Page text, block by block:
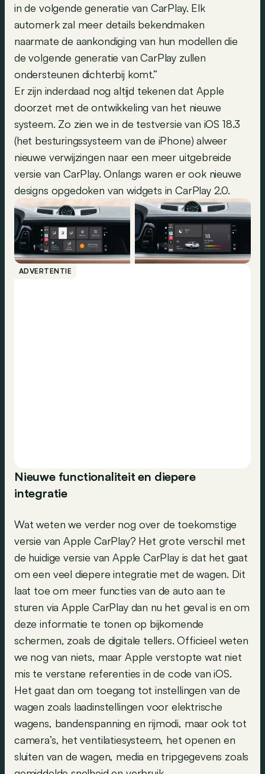
in de volgende generatie van CarPlay. Elk
automerk zal meer details bekendmaken
naarmate de aankondiging van hun modellen die
de volgende generatie van CarPlay zullen
ondersteunen dichterbij komt.”
Er zijn inderdaad nog altijd tekenen dat Apple
doorzet met de ontwikkeling van het nieuwe
systeem. Zo zien we in de testversie van iOS 18.3
(het besturingssysteem van de iPhone) alweer
nieuwe verwijzingen naar een meer uitgebreide
versie van CarPlay. Onlangs waren er ook nieuwe
designs opgedoken van widgets in CarPlay 2.0.
ADVERTENTIE
Nieuwe functionaliteit en diepere
integratie
Wat weten we verder nog over de toekomstige
versie van Apple CarPlay? Het grote verschil met
de huidige versie van Apple CarPlay is dat het gaat
om een veel diepere integratie met de wagen. Dit
laat toe om meer functies van de auto aan te
sturen via Apple CarPlay dan nu het geval is en om
deze informatie te tonen op bijkomende
schermen, zoals de digitale tellers. Officieel weten
we nog van niets, maar Apple verstopte wat niet
mis te verstane referenties in de code van iOS.
Het gaat dan om toegang tot instellingen van de
wagen zoals laadinstellingen voor elektrische
wagens, bandenspanning en rijmodi, maar ook tot
camera’s, het ventilatiesysteem, het openen en
sluiten van de wagen, media en tripgegevens zoals